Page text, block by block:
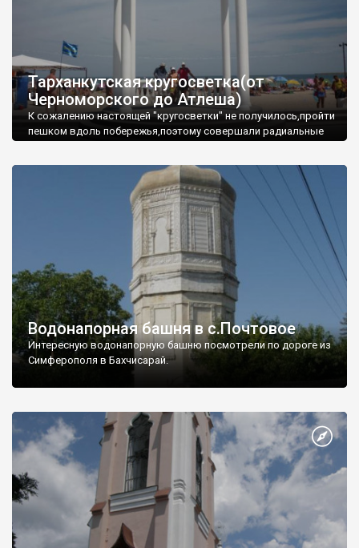
Тарханкутская кругосветка(от
Черноморского до Атлеша)
К сожалению настоящей "кругосветки" не получилось,пройти
пешком вдоль побережья,поэтому совершали радиальные
Водонапорная башня в с.Почтовое
Интересную водонапорную башню посмотрели по дороге из
Симферополя в Бахчисарай.